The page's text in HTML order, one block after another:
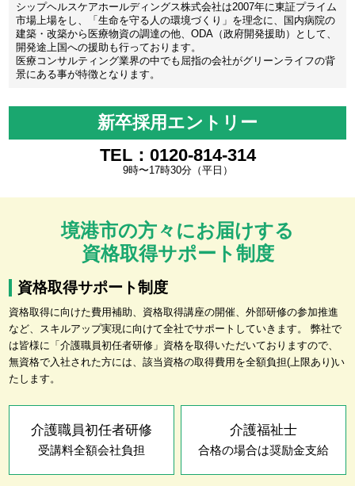
シップヘルスケアホールディングス株式会社は2007年に東証プライム
市場上場をし、「生命を守る人の環境づくり」を理念に、国内病院の
建築・改築から医療物資の調達の他、ODA（政府開発援助）として、
開発途上国への援助も行っております。
医療コンサルティング業界の中でも屈指の会社がグリーンライフの背
景にある事が特徴となります。
新卒採用エントリー
TEL：0120-814-314
9時〜17時30分（平日）
境港市の方々にお届けする
資格取得サポート制度
資格取得サポート制度
資格取得に向けた費用補助、資格取得講座の開催、外部研修の参加推進
など、スキルアップ実現に向けて全社でサポートしていきます。 弊社で
は皆様に「介護職員初任者研修」資格を取得いただいておりますので、
無資格で入社された方には、該当資格の取得費用を全額負担(上限あり)い
たします。
介護職員初任者研修
受講料全額会社負担
介護福祉士
合格の場合は奨励金支給